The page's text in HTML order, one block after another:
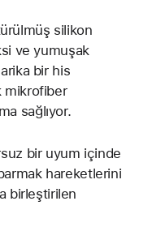
silikon
ve yumuşak
bir his
mikrofiber
sağlıyor.
bir uyum içinde
hareketlerini
birleştirilen